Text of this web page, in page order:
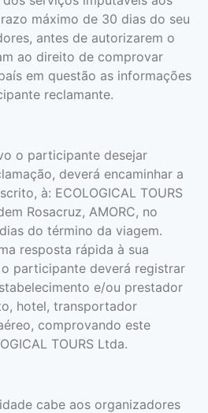
máximo de 30 dias do seu
antes de autorizarem o
ao direito de comprovar
em questão as informações
reclamante.
o participante desejar
deverá encaminhar a
à: ECOLOGICAL TOURS
Rosacruz, AMORC, no
do término da viagem.
resposta rápida à sua
participante deverá registrar
e/ou prestador
hotel, transportador
comprovando este
TOURS Ltda.
cabe aos organizadores